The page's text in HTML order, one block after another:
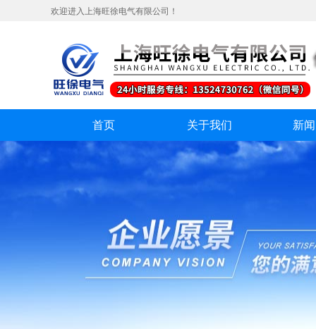
欢迎进入上海旺徐电气有限公司！
首页 关于我们 新